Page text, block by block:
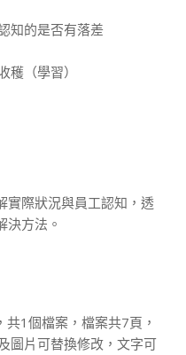
知的是否有落差
（學習）
實際狀況與員工認知，透
決方法。
1個檔案，檔案共7頁，
圖片可替換修改，文字可